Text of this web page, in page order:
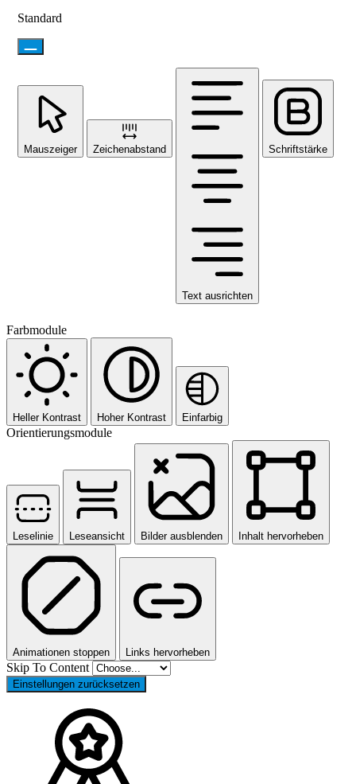
Standard
Mauszeiger Zeichenabstand
Text ausrichten
Schriftstärke
Farbmodule
Heller Kontrast Hoher Kontrast Einfarbig
Orientierungsmodule
Leselinie Leseansicht Bilder ausblenden Inhalt hervorheben
Animationen stoppen Links hervorheben
Skip To Content
Einstellungen zurücksetzen